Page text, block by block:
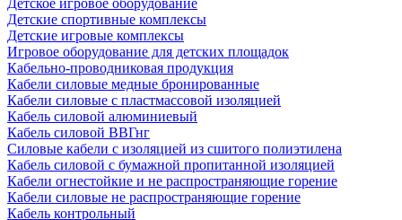
Детское игровое оборудование
Детские спортивные комплексы
Детские игровые комплексы
Игровое оборудование для детских площадок
Кабельно-проводниковая продукция
Кабели силовые медные бронированные
Кабели силовые с пластмассовой изоляцией
Кабель силовой алюминиевый
Кабель силовой ВВГнг
Силовые кабели с изоляцией из сшитого полиэтилена
Кабель силовой с бумажной пропитанной изоляцией
Кабели огнестойкие и не распространяющие горение
Кабели силовые не распространяющие горение
Кабель контрольный